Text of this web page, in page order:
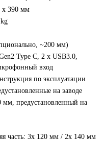
x 390 мм
~200 мм)
Type C, 2 x USB3.0,
вход
по эксплуатации
на заводе
мм, предустановленный на
часть: 3x 120 мм / 2x 140 мм